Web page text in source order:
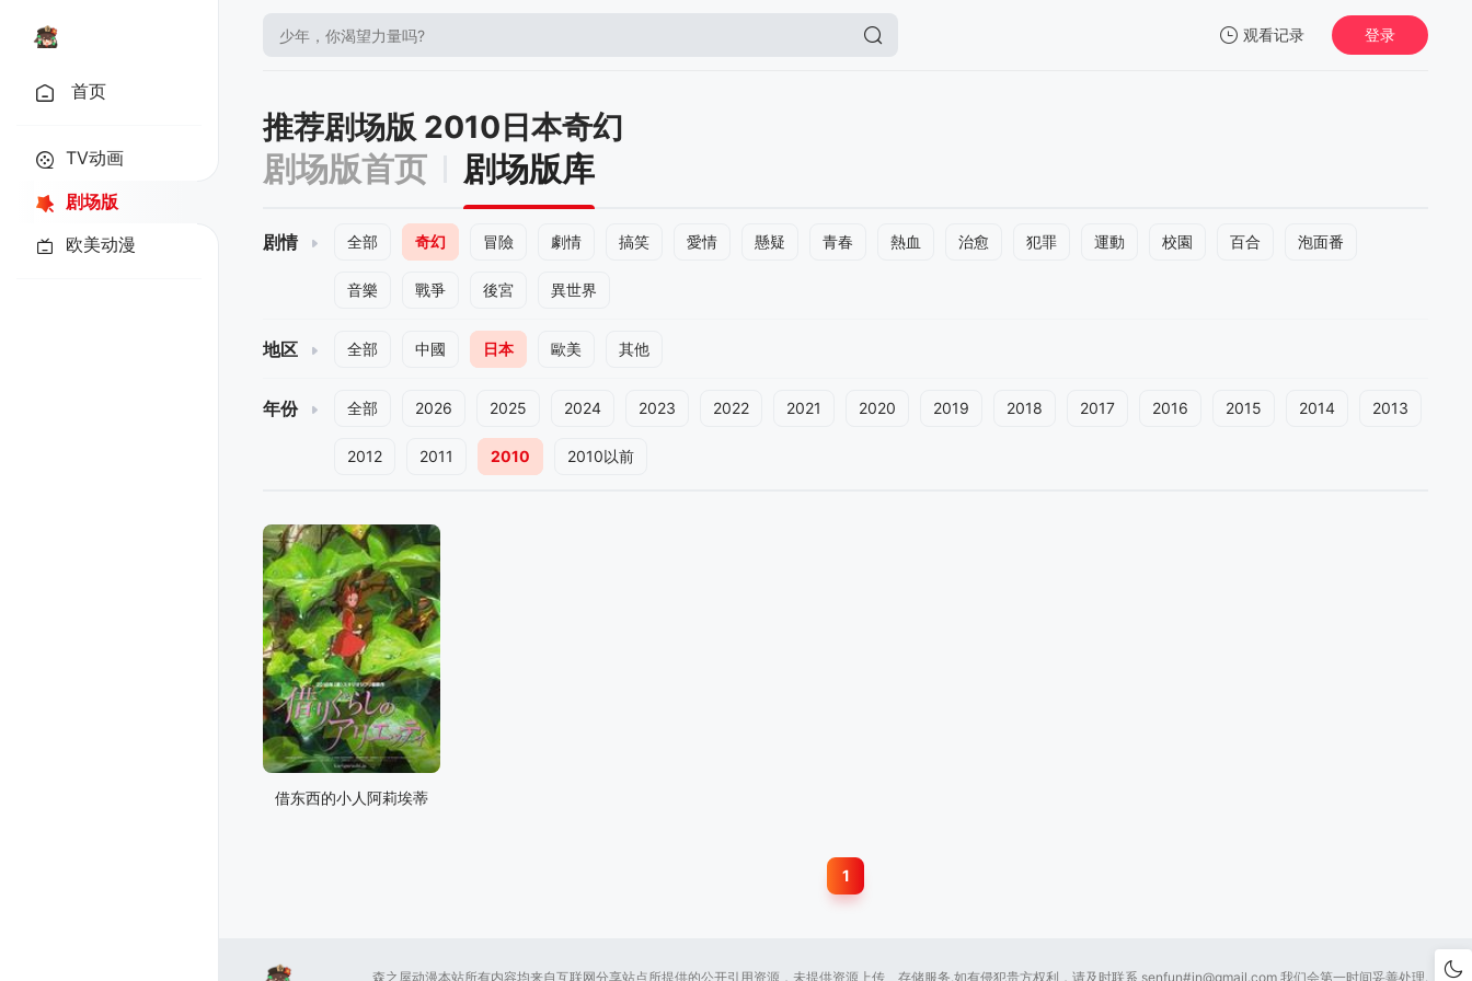
观看记录 登录
首页
TV动画
剧场版
欧美动漫
推荐剧场版 2010日本奇幻
剧场版首页 剧场版库
剧情 全部 奇幻 冒險 劇情 搞笑 愛情 懸疑 青春 熱血 治愈 犯罪 運動 校園 百合 泡面番
音樂 戰爭 後宮 異世界
地区 全部 中國 日本 歐美 其他
年份 全部 2026 2025 2024 2023 2022 2021 2020 2019 2018 2017 2016 2015 2014 2013
2012 2011 2010 2010以前
借东西的小人阿莉埃蒂
1
森之屋动漫本站所有内容均来自互联网分享站点所提供的公开引用资源，未提供资源上传、存储服务.如有侵犯贵方权利，请及时联系 senfun#in@gmail.com 我们会第一时间妥善处理.